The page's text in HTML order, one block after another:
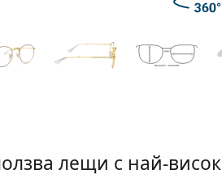
лещи с най-